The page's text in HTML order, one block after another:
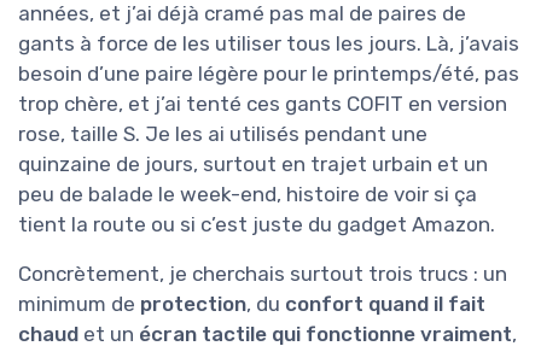
années, et j’ai déjà cramé pas mal de paires de
gants à force de les utiliser tous les jours. Là, j’avais
besoin d’une paire légère pour le printemps/été, pas
trop chère, et j’ai tenté ces gants COFIT en version
rose, taille S. Je les ai utilisés pendant une
quinzaine de jours, surtout en trajet urbain et un
peu de balade le week-end, histoire de voir si ça
tient la route ou si c’est juste du gadget Amazon.
Concrètement, je cherchais surtout trois trucs : un
minimum de protection, du confort quand il fait
chaud et un écran tactile qui fonctionne vraiment,